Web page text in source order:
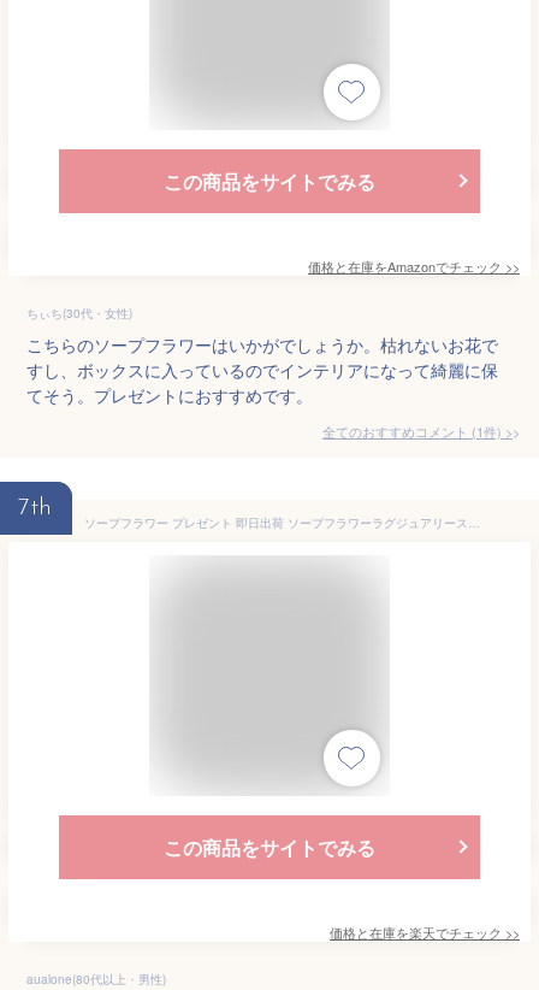
この商品をサイトでみる
価格と在庫をAmazonでチェック >>
ちぃち(30代・女性)
こちらのソープフラワーはいかがでしょうか。枯れないお花で
すし、ボックスに入っているのでインテリアになって綺麗に保
てそう。プレゼントにおすすめです。
全てのおすすめコメント (1件) >
7th
ソープフラワー プレゼント 即日出荷 ソープフラワーラグジュアリースタンドS 誕生日 父の日 父の日ギフト 結婚祝い そのまま飾れる 誕生日プレゼント くすみピンク 赤 紫 ボックス オシャレ 造花 お供え 即日発送 還暦祝い 退職祝い 箱 シック ブーケ
この商品をサイトでみる
価格と在庫を楽天でチェック >>
aualone(80代以上・男性)